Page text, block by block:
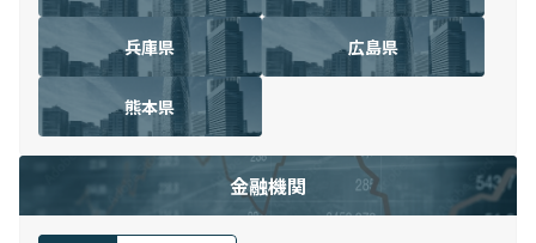
兵庫県 広島県
熊本県
金融機関